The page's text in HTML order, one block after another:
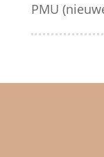
PMU